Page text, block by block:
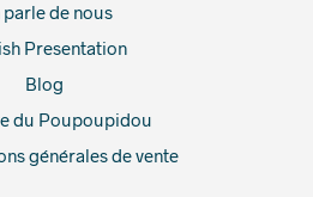
parle de nous
Presentation
Blog
du Poupoupidou
générales de vente